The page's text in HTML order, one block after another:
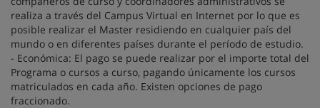
realiza a través del Campus Virtual en Internet por lo que es
posible realizar el Master residiendo en cualquier país del
mundo o en diferentes países durante el período de estudio.
- Económica: El pago se puede realizar por el importe total del
Programa o cursos a curso, pagando únicamente los cursos
matriculados en cada año. Existen opciones de pago
fraccionado.